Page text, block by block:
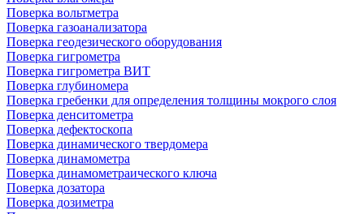
Поверка вольтметра
Поверка газоанализатора
Поверка геодезического оборудования
Поверка гигрометра
Поверка гигрометра ВИТ
Поверка глубиномера
Поверка гребенки для определения толщины мокрого слоя
Поверка денситометра
Поверка дефектоскопа
Поверка динамического твердомера
Поверка динамометра
Поверка динамометраического ключа
Поверка дозатора
Поверка дозиметра